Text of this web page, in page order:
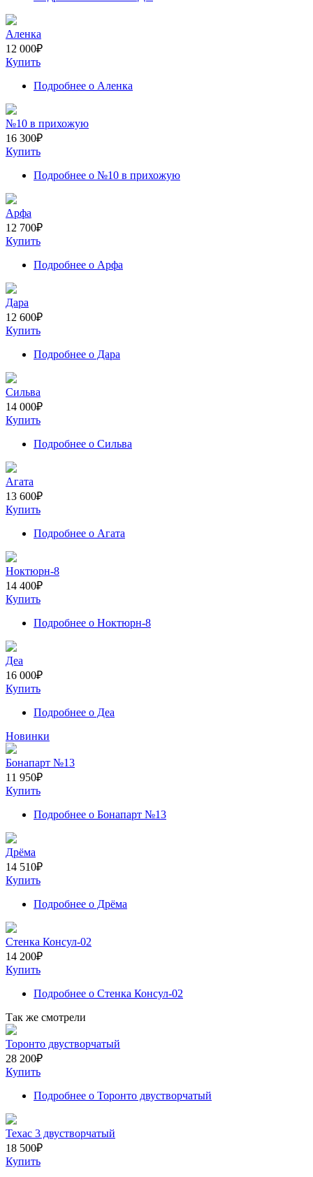
Аленка
12 000₽
Купить
Подробнее о Аленка
№10 в прихожую
16 300₽
Купить
Подробнее о №10 в прихожую
Арфа
12 700₽
Купить
Подробнее о Арфа
Дара
12 600₽
Купить
Подробнее о Дара
Сильва
14 000₽
Купить
Подробнее о Сильва
Агата
13 600₽
Купить
Подробнее о Агата
Ноктюрн-8
14 400₽
Купить
Подробнее о Ноктюрн-8
Деа
16 000₽
Купить
Подробнее о Деа
Новинки
Бонапарт №13
11 950₽
Купить
Подробнее о Бонапарт №13
Дрёма
14 510₽
Купить
Подробнее о Дрёма
Стенка Консул-02
14 200₽
Купить
Подробнее о Стенка Консул-02
Так же смотрели
Торонто двустворчатый
28 200₽
Купить
Подробнее о Торонто двустворчатый
Техас 3 двустворчатый
18 500₽
Купить